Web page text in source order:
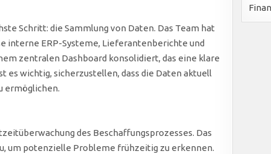
Schritt: die Sammlung von Daten. Das Team hat
interne ERP-Systeme, Lieferantenberichte und
zentralen Dashboard konsolidiert, das eine klare
wichtig, sicherzustellen, dass die Daten aktuell
ermöglichen.
des Beschaffungsprozesses. Das
um potenzielle Probleme frühzeitig zu erkennen.